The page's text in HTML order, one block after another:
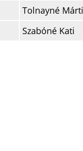
Tolnayné Márti
Szabóné Kati